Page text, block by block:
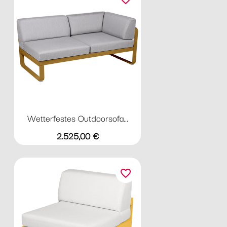
Wetterfestes Outdoorsofa...
Preis
2.525,00 €
favorite_border